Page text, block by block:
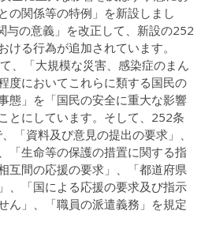
の関係等の特例」を新設しまし
与の意義」を改正して、新設の252
る行為が追加されています。
、「大規模な災害、感染症のまん
度においてこれらに類する国民の
態」を「国民の安全に重大な影響
とにしています。そして、252条
「資料及び意見の提出の要求」、
「生命等の保護の措置に関する指
互間の応援の要求」、「都道府県
、「国による応援の要求及び指示
ん」、「職員の派遣義務」を規定